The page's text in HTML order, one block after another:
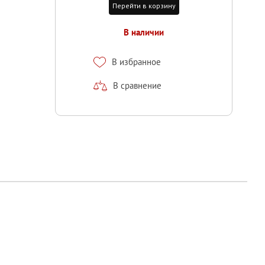
Перейти в корзину
В наличии
В избранное
В сравнение